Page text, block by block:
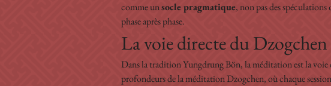
comme un socle pragmatique, non pas des
phase après phase.
La voie directe du Dzogchen
Dans la tradition Yungdrung Bön, la méditation est la voie
profondeurs de la méditation Dzogchen, où chaque